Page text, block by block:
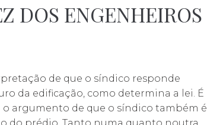
DOS ENGENHEIROS
de que o síndico responde
da edificação, como determina a lei. É
argumento de que o síndico também é